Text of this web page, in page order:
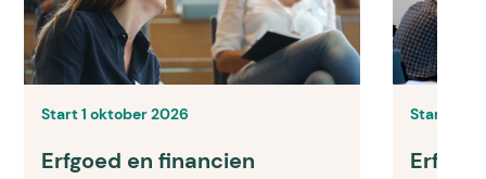
Erfgoed en financien
Start 1 oktober 2026 Start 1